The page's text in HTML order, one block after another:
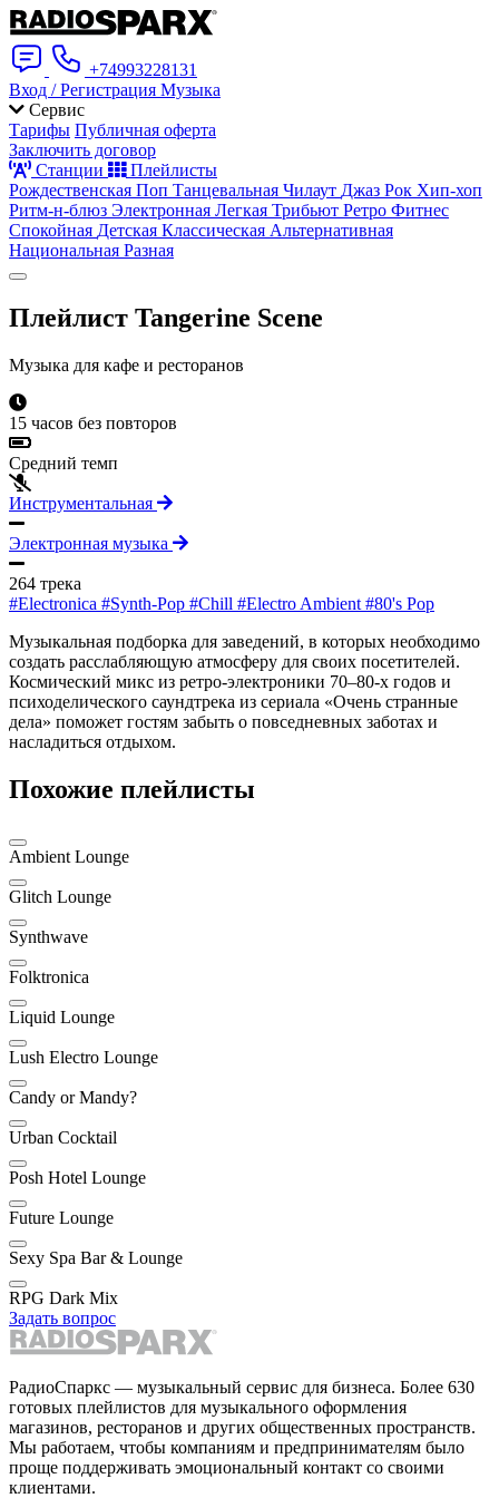
+74993228131
Вход / Регистрация Музыка
Сервис
Тарифы Публичная оферта
Заключить договор
Станции
Плейлисты
Рождественская Поп Танцевальная Чилаут Джаз Рок Хип-хоп
Ритм-н-блюз Электронная Легкая Трибьют Ретро Фитнес
Спокойная Детская Классическая Альтернативная
Национальная Разная
Плейлист Tangerine Scene
Музыка для кафе и ресторанов
15 часов без повторов
Средний темп
Инструментальная
Электронная музыка
264 трека
#Electronica #Synth-Pop #Chill #Electro Ambient #80's Pop
Музыкальная подборка для заведений, в которых необходимо
создать расслабляющую атмосферу для своих посетителей.
Космический микс из ретро-электроники 70–80-х годов и
психоделического саундтрека из сериала «Очень странные
дела» поможет гостям забыть о повседневных заботах и
насладиться отдыхом.
Похожие плейлисты
Ambient Lounge
Glitch Lounge
Synthwave
Folktronica
Liquid Lounge
Lush Electro Lounge
Candy or Mandy?
Urban Cocktail
Posh Hotel Lounge
Future Lounge
Sexy Spa Bar & Lounge
RPG Dark Mix
Задать вопрос
РадиоСпаркс — музыкальный сервис для бизнеса. Более 630
готовых плейлистов для музыкального оформления
магазинов, ресторанов и других общественных пространств.
Мы работаем, чтобы компаниям и предпринимателям было
проще поддерживать эмоциональный контакт со своими
клиентами.